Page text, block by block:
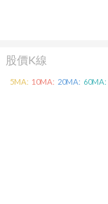
股價K線
5MA: 10MA: 20MA: 60MA: